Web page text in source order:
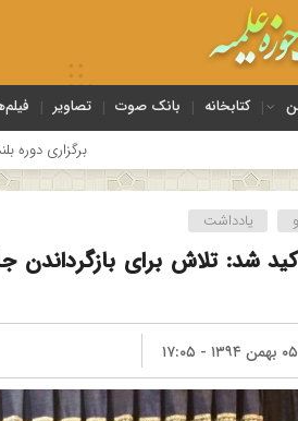
کتابخانه بانک صوت تصاویر
برگزاری دوره بلندمدت تخصصی و
یادداشت
شد: تلاش برای بازگرداندن
۰۵ بهمن ۱۳۹۴ - ۱۷:۰۵